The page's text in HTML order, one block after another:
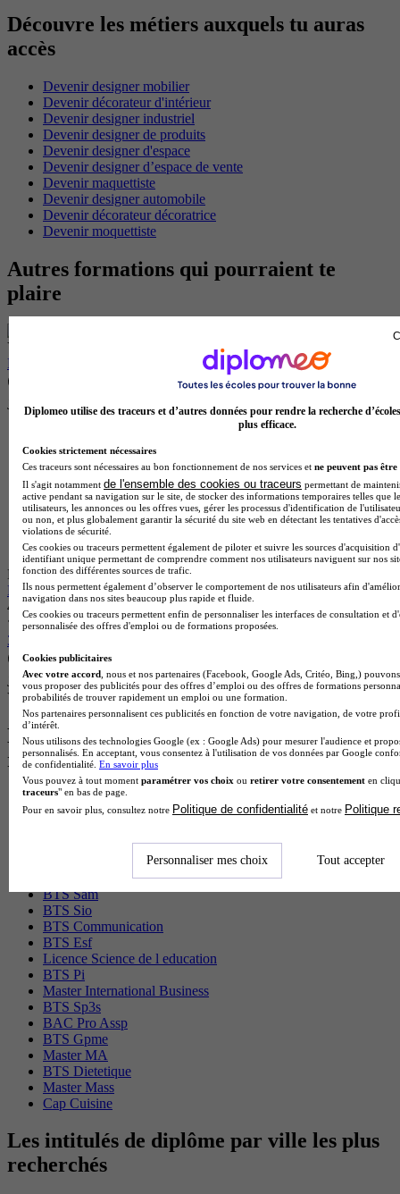
Découvre les métiers auxquels tu auras
accès
Devenir designer mobilier
Devenir décorateur d'intérieur
Devenir designer industriel
Devenir designer de produits
Devenir designer d'espace
Devenir designer d’espace de vente
Devenir maquettiste
Devenir designer automobile
Devenir décorateur décoratrice
Devenir moquettiste
Autres formations qui pourraient te
plaire
Ynov Architecture d’intérieur - Rennes
Bachelor 3 - Architecture d’intérieur (2026)
Je m’informe gratuitement
EEGP Angers L'école des Créatifs
Bachelor 1 - Design d'Espace
4.0
3 avis
Angers 49000
Je m’informe gratuitement
Voir plus de formations similaires
Les intitulés de diplôme les plus
recherchés
Master Marketing Digital
BTS Ndrc
Master Data science
MBA International Business
BTS Sam
BTS Sio
BTS Communication
BTS Esf
Licence Science de l education
BTS Pi
Master International Business
BTS Sp3s
BAC Pro Assp
BTS Gpme
Master MA
BTS Dietetique
Master Mass
Cap Cuisine
Les intitulés de diplôme par ville les plus
recherchés
Diplomeo utilise des traceurs et d’autres données pour rendre la recherche
plus efficace.
Cookies strictement nécessaires
Ces traceurs sont nécessaires au bon fonctionnement de nos services et ne peuvent pas être
Il s'agit notamment de l'ensemble des cookies ou traceurs permettant de
active pendant sa navigation sur le site, de stocker des informations temporaires telles que
utilisateurs, les annonces ou les offres vues, gérer les processus d'identification de
ou non, et plus globalement garantir la sécurité du site web en détectant les tentatives
violations de sécurité.
Ces cookies ou traceurs permettent également de piloter et suivre les sources d'acquisition
identifiant unique permettant de comprendre comment nos utilisateurs naviguent sur nos
fonction des différentes sources de trafic.
Ils nous permettent également d’observer le comportement de nos utilisateurs afin
navigation dans nos sites beaucoup plus rapide et fluide.
Ces cookies ou traceurs permettent enfin de personnaliser les interfaces de consultation et
personnalisée des offres d'emploi ou de formations proposées.
Cookies publicitaires
Avec votre accord , nous et nos partenaires (Facebook, Google Ads, Critéo, Bing,)
vous proposer des publicités pour des offres d’emploi ou des offres de formations
probabilités de trouver rapidement un emploi ou une formation.
Nos partenaires personnalisent ces publicités en fonction de votre navigation, de votre
d’intérêt.
Nous utilisons des technologies Google (ex : Google Ads) pour mesurer l'audience et
personnalisés. En acceptant, vous consentez à l'utilisation de vos données par Google
de confidentialité. En savoir plus
Vous pouvez à tout moment paramétrer vos choix ou retirer votre consentement en
traceurs" en bas de page.
Pour en savoir plus, consultez notre Politique de confidentialité et notre Politique
Personnaliser mes choix Tout accepter